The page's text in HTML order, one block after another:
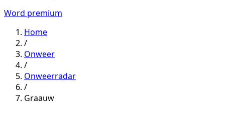
Word premium
Home
/
Onweer
/
Onweerradar
/
Graauw